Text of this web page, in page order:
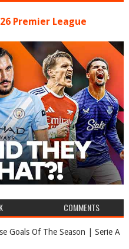
Premier League
COMMENTS
Goals Of The Season | Serie A